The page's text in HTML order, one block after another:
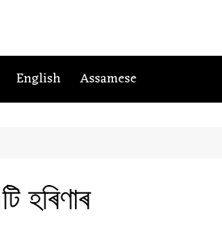
English Assamese
হৰিণাৰ